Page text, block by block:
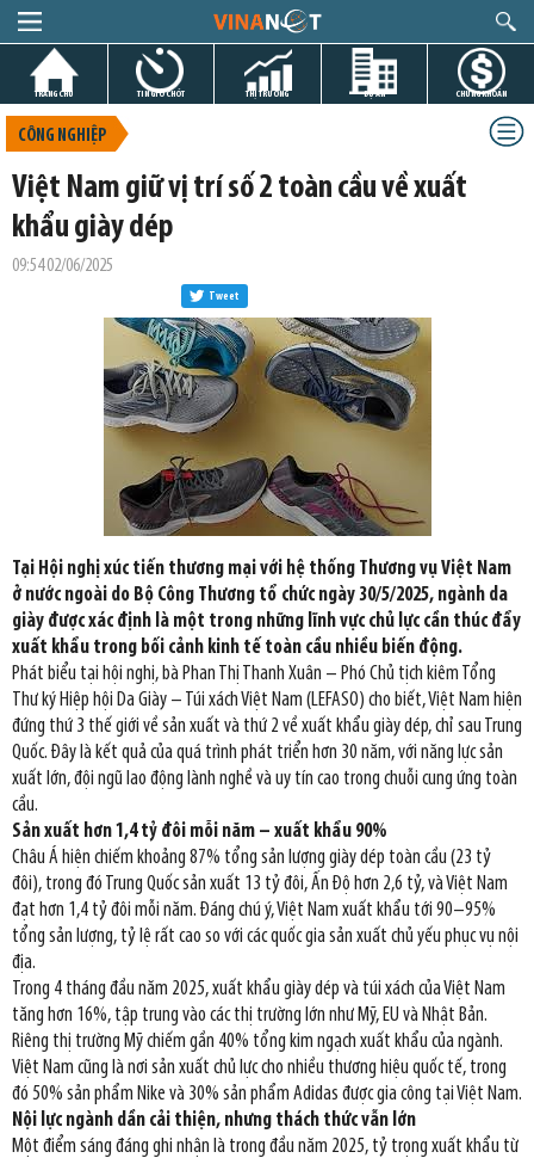
TRANG CHỦ TIN GIỜ CHÓT THỊ TRƯỜNG DỰ ÁN CHỨNG KHOÁN
CÔNG NGHIỆP
Việt Nam giữ vị trí số 2 toàn cầu về xuất
khẩu giày dép
09:54 02/06/2025
Tweet
Tại Hội nghị xúc tiến thương mại với hệ thống Thương vụ Việt Nam
ở nước ngoài do Bộ Công Thương tổ chức ngày 30/5/2025, ngành da
giày được xác định là một trong những lĩnh vực chủ lực cần thúc đẩy
xuất khẩu trong bối cảnh kinh tế toàn cầu nhiều biến động.
Phát biểu tại hội nghị, bà Phan Thị Thanh Xuân – Phó Chủ tịch kiêm Tổng
Thư ký Hiệp hội Da Giày – Túi xách Việt Nam (LEFASO) cho biết, Việt Nam hiện
đứng thứ 3 thế giới về sản xuất và thứ 2 về xuất khẩu giày dép, chỉ sau Trung
Quốc. Đây là kết quả của quá trình phát triển hơn 30 năm, với năng lực sản
xuất lớn, đội ngũ lao động lành nghề và uy tín cao trong chuỗi cung ứng toàn
cầu.
Sản xuất hơn 1,4 tỷ đôi mỗi năm – xuất khẩu 90%
Châu Á hiện chiếm khoảng 87% tổng sản lượng giày dép toàn cầu (23 tỷ
đôi), trong đó Trung Quốc sản xuất 13 tỷ đôi, Ấn Độ hơn 2,6 tỷ, và Việt Nam
đạt hơn 1,4 tỷ đôi mỗi năm. Đáng chú ý, Việt Nam xuất khẩu tới 90–95%
tổng sản lượng, tỷ lệ rất cao so với các quốc gia sản xuất chủ yếu phục vụ nội
địa.
Trong 4 tháng đầu năm 2025, xuất khẩu giày dép và túi xách của Việt Nam
tăng hơn 16%, tập trung vào các thị trường lớn như Mỹ, EU và Nhật Bản.
Riêng thị trường Mỹ chiếm gần 40% tổng kim ngạch xuất khẩu của ngành.
Việt Nam cũng là nơi sản xuất chủ lực cho nhiều thương hiệu quốc tế, trong
đó 50% sản phẩm Nike và 30% sản phẩm Adidas được gia công tại Việt Nam.
Nội lực ngành dần cải thiện, nhưng thách thức vẫn lớn
Một điểm sáng đáng ghi nhận là trong đầu năm 2025, tỷ trọng xuất khẩu từ